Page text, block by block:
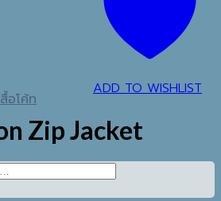
อโค้ท
ADD TO WISHLIST
Zip Jacket